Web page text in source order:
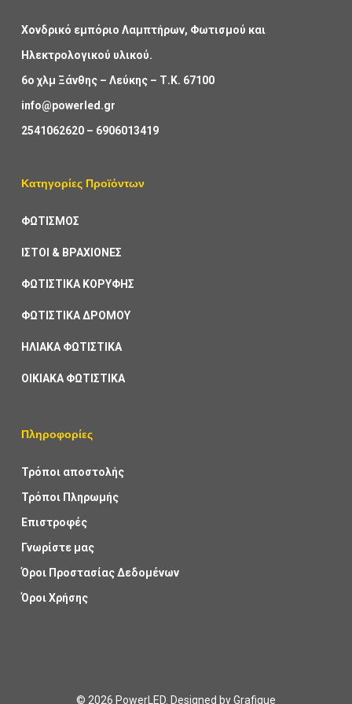
Χονδρικό εμπόριο Λαμπτήρων, Φωτισμού και
Ηλεκτρολογικού υλικού.
6ο χλμ Ξάνθης – Λεύκης – Τ.Κ. 67100
info@powerled.gr
2541062620– 6906013419
Κατηγορίες Προϊόντων
ΦΩΤΙΣΜΟΣ
ΙΣΤΟΙ & ΒΡΑΧΙΟΝΕΣ
ΦΩΤΙΣΤΙΚΑ ΚΟΡΥΦΗΣ
ΦΩΤΙΣΤΙΚΑ ΔΡΟΜΟΥ
ΗΛΙΑΚΑ ΦΩΤΙΣΤΙΚΑ
ΟΙΚΙΑΚΑ ΦΩΤΙΣΤΙΚΑ
Πληροφορίες
Τρόποι αποστολής
Τρόποι Πληρωμής
Επιστροφές
Γνωρίστε μας
Όροι Προστασίας Δεδομένων
Όροι Χρήσης
© 2026 PowerLED. Designed byGrafique